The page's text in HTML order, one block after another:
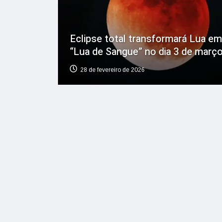
Eclipse total transformará Lua em
“Lua de Sangue” no dia 3 de
28 de fevereiro de 2026